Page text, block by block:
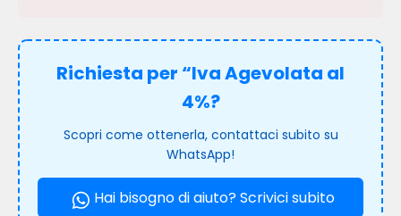
Richiesta per “Iva Agevolata al
4%?
Scopri come ottenerla, contattaci subito su
WhatsApp!
Hai bisogno di aiuto? Scrivici subito